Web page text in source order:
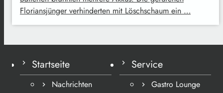
Floriansjünger verhinderten mit Löschschaum ein …
Startseite
Nachrichten
Service
Gastro Lounge